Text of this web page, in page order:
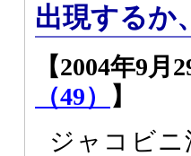
出現するか
【2004年9月
（49）
】
ジャコビ